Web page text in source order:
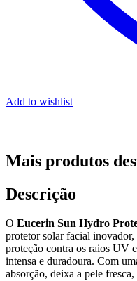
Add to wishlist
Mais produtos
Descrição
O Eucerin Sun Hydro
protetor solar facial
proteção contra os raios UV
intensa e duradoura. Com
absorção, deixa a pele